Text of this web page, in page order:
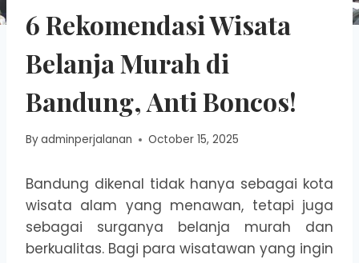
6 Rekomendasi Wisata
Belanja Murah di
Bandung, Anti Boncos!
Byadminperjalanan October 15, 2025
Bandung dikenal tidak hanya sebagai kota
wisata alam yang menawan, tetapi juga
sebagai surganya belanja murah dan
berkualitas. Bagi para wisatawan yang ingin